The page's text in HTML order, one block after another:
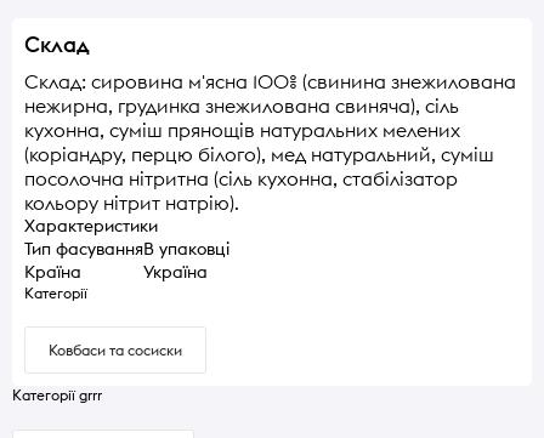
Склад
Склад: сировина м'ясна 100% (свинина знежилована
нежирна, грудинка знежилована свиняча), сіль
кухонна, суміш прянощів натуральних мелених
(коріандру, перцю білого), мед натуральний, суміш
посолочна нітритна (сіль кухонна, стабілізатор
кольору нітрит натрію).
Характеристики
Тип фасуванняВ упаковці
Країна
Україна
Категорії
Ковбаси та сосиски
Категорії grrr